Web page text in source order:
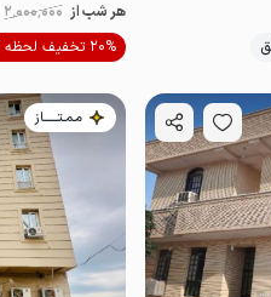
موقعیت در نقشه
اقتصادی
هر شب از 2٬000٬000
20% تخفیف لحظه آخری
مـمـتــــــاز